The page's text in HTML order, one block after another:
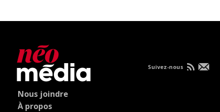
Nous joindre
À propos
Suivez-nous